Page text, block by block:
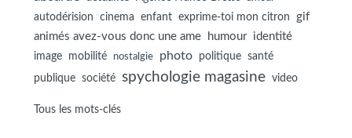
autodérision cinema enfant exprime-toi mon citron
gif
animés avez-vous donc une ame
humour identité
image mobilité nostalgie photo politique
santé
publique
société spychologie magasine video
Tous les mots-clés